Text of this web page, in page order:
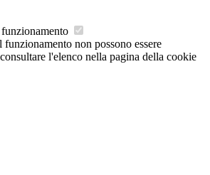
non possono essere
l'elenco nella pagina della cookie